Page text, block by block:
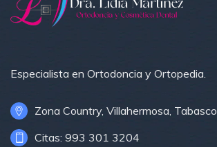
Especialista en Ortodoncia y Ortopedia.
Zona Country, Villahermosa, Tabasco
Citas: 993 301 3204